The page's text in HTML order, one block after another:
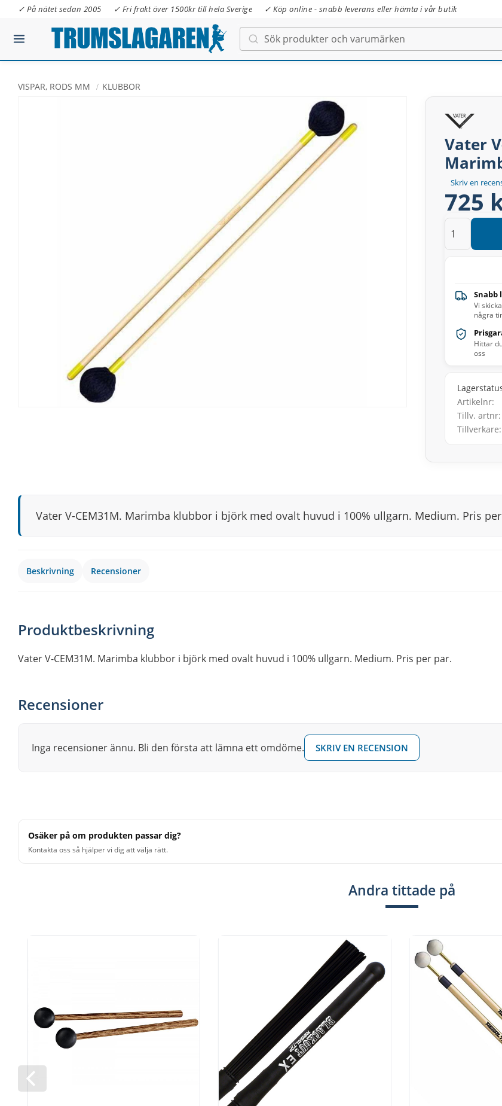
✓ På nätet sedan 2005 ✓ Fri frakt över 1500kr till hela Sverige ✓ Köp online - snabb leverans eller hämta i vår butik
VISPAR, RODS MM KLUBBOR
Vater
Skriv en
725
Snabb
Vi
några
Hittar
oss
Artikelnr
Tillv. artnr
Tillverkare
Vater V-CEM31M. Marimba klubbor i björk med ovalt huvud i 100% ullgarn. Medium. Pris
Beskrivning Recensioner
Produktbeskrivning
Vater V-CEM31M. Marimba klubbor i björk med ovalt huvud i 100% ullgarn. Medium. Pris per par.
Recensioner
Inga recensioner ännu. Bli den första att lämna ett omdöme. SKRIV EN RECENSION
Osäker på om produkten passar dig?
Kontakta oss så hjälper vi dig att välja rätt.
Andra tittade på